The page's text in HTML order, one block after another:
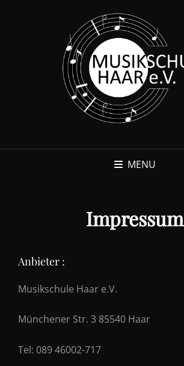
MENU
Impressum
Anbieter :
Musikschule Haar e.V.
Münchener Str. 3 85540 Haar
Tel: 089 46002-717